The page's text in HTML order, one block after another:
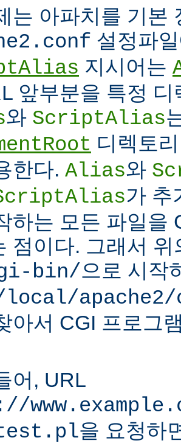
는 아파치를 기본
설정파
지시어는
앞부분을 특정
와 ScriptAlias
디렉토
한다. Alias와
가 추
하는 모든 파일을
점이다. 그래서
bin/으로 시작
아서 CGI 프로그
어, URL
을 요청하